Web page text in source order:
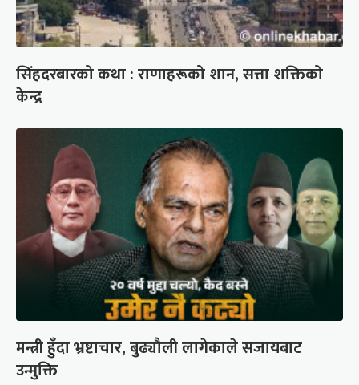
सिंहदरबारको कथा : राणाहरूको शान, सत्ता शक्तिको
केन्द्र
मन्त्री हुँदा भ्रष्टाचार, बुढ्यौली लागेकाले सजायबाट
उन्मुक्ति